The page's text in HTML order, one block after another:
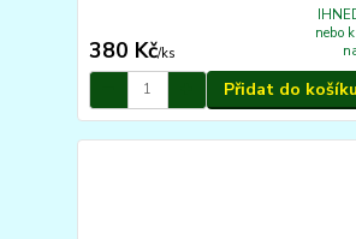
380 Kč/ks
nebo
Přidat do košíku